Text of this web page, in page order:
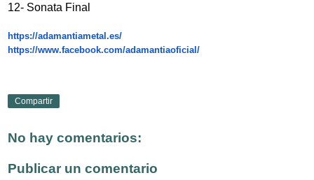
12- Sonata Final
https://adamantiametal.es/
https://www.facebook.com/adamantiaoficial/
Compartir
No hay comentarios:
Publicar un comentario